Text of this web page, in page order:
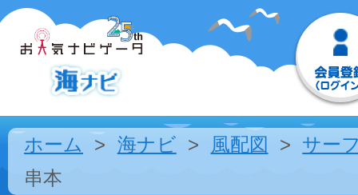
ホーム 海ナビ 風配図
サー
串本